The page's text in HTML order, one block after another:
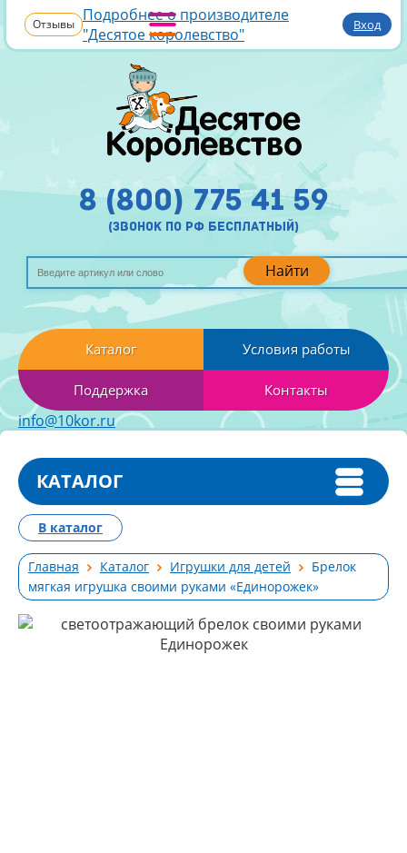
Отзывы Подробнее о производителе
"Десятое королевство"
Вход
Найти
8 (800) 775 41 59
(звонок по рф бесплатный)
Каталог Условия работы
Поддержка Контакты
info@10kor.ru
КАТАЛОГ
Главная Каталог Игрушки для детей
Брелок
мягкая игрушка своими руками «Единорожек»
В каталог